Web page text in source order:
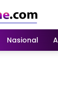
Nasional